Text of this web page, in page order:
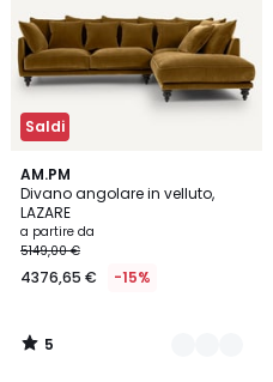
Saldi
AM.PM
Divano angolare in velluto,
LAZARE
a partire da
5149,00 €
4376,65 € -15%
5
/
5
16
Colori
5
/